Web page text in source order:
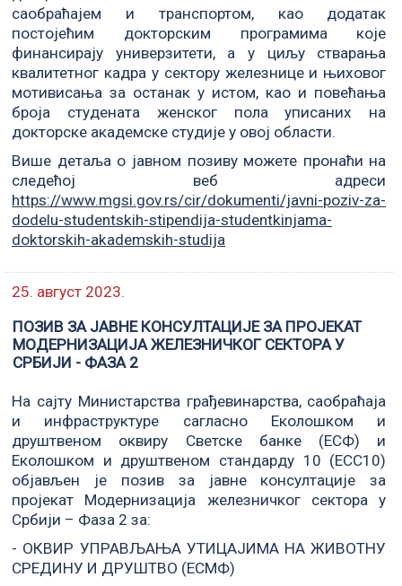
саобраћајем и транспортом, као додатак
постојећим докторским програмима које
финансирају универзитети, а у циљу стварања
квалитетног кадра у сектору железнице и њиховог
мотивисања за останак у истом, као и повећања
броја студената женског пола уписаних на
докторске академске студије у овој области.
Више детаља о јавном позиву можете пронаћи на
следећој веб адреси
https://www.mgsi.gov.rs/cir/dokumenti/javni-poziv-za-
dodelu-studentskih-stipendija-studentkinjama-
doktorskih-akademskih-studija
25. август 2023.
ПОЗИВ ЗА ЈАВНЕ КОНСУЛТАЦИЈЕ ЗА ПРОЈЕКАТ
МОДЕРНИЗАЦИЈА ЖЕЛЕЗНИЧКОГ СЕКТОРА У
СРБИЈИ - ФАЗА 2
На сајту Министарства грађевинарства, саобраћаја
и инфраструктуре сагласно Еколошком и
друштвеном oквиру Светске банке (ЕСФ) и
Еколошком и друштвеном стандарду 10 (ЕСС10)
објављен је позив за јавне консултације за
пројекат Модернизација железничког сектора у
Србији – Фаза 2 за:
- ОКВИР УПРАВЉАЊА УТИЦАЈИМА НА ЖИВОТНУ
СРЕДИНУ И ДРУШТВО (ЕСМФ)